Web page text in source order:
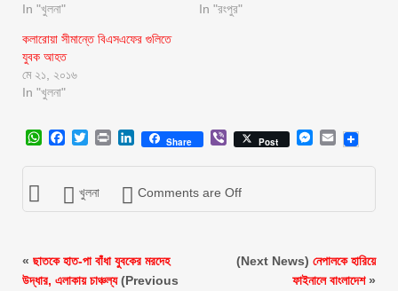
In "খুলনা"
In "রংপুর"
কলারোয়া সীমান্তে বিএসএফের গুলিতে
যুবক আহত
মে ২১, ২০১৬
In "খুলনা"
WhatsApp
Facebook
Twitter
Print LinkedIn
Share ViberPost Messenger
Email
খুলনা Comments are Off
« ছাতকে হাত-পা বাঁধা যুবকের মরদেহ
উদ্ধার, এলাকায় চাঞ্চল্য(Previous
(Next News) নেপালকে হারিয়ে
ফাইনালে বাংলাদেশ»